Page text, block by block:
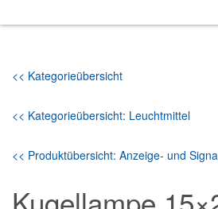
<< Kategorieübersicht
<< Kategorieübersicht: Leuchtmittel
<< Produktübersicht: Anzeige- und